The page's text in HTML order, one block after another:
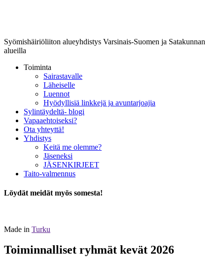
Syömishäiriöliiton alueyhdistys Varsinais-Suomen ja Satakunnan
alueilla
Toiminta
Sairastavalle
Läheiselle
Luennot
Hyödyllisiä linkkejä ja avuntarjoajia
Sylintäydeltä- blogi
Vapaaehtoiseksi?
Ota yhteyttä!
Yhdistys
Keitä me olemme?
Jäseneksi
JÄSENKIRJEET
Taito-valmennus
Löydät meidät myös somesta!
Made in Turku
Toiminnalliset ryhmät kevät 2026